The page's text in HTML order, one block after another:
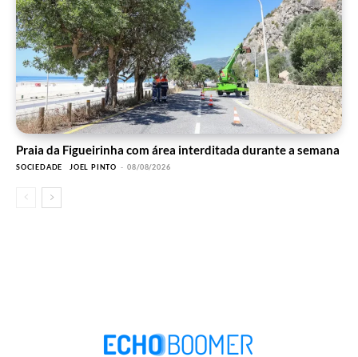
Praia da Figueirinha com área interditada durante a semana
SOCIEDADE JOEL PINTO - 08/08/2026